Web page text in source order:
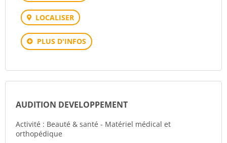
LOCALISER
PLUS D'INFOS
AUDITION DEVELOPPEMENT
Activité : Beauté & santé - Matériel médical et
orthopédique